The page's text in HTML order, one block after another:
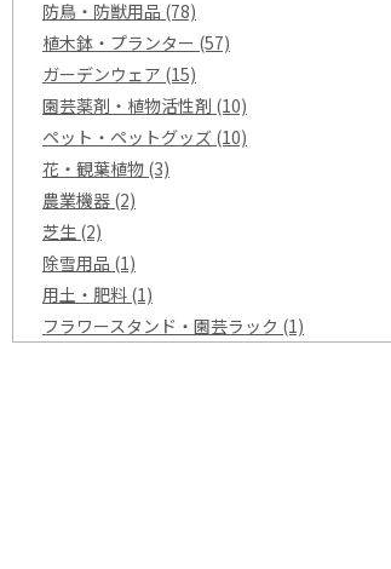
防鳥・防獣用品 (78)
植木鉢・プランター (57)
ガーデンウェア (15)
園芸薬剤・植物活性剤 (10)
ペット・ペットグッズ (10)
花・観葉植物 (3)
農業機器 (2)
芝生 (2)
除雪用品 (1)
用土・肥料 (1)
フラワースタンド・園芸ラック (1)